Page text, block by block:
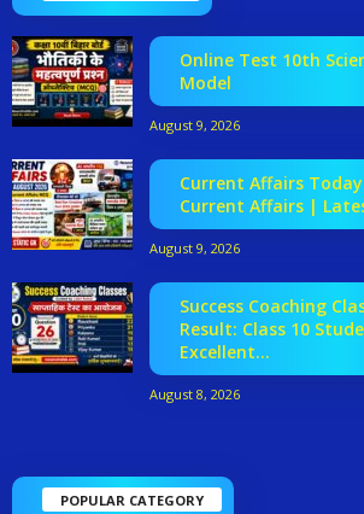
Online Test 10th
Model
August 9, 2026
Current Affairs
Current Affairs |
August 9, 2026
Success Coaching
Result: Class 10
Excellent...
August 8, 2026
POPULAR CATEGORY